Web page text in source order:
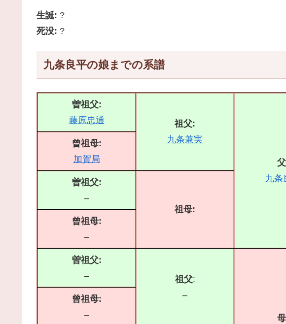
生誕: ?
死没: ?
九条良平の娘までの系譜
曽祖父:
藤原忠通
祖父:
九条兼実
九条
曾祖母:
加賀局
曽祖父:
–
祖母:
曾祖母:
–
曽祖父:
–
祖父:
–
曾祖母:
–